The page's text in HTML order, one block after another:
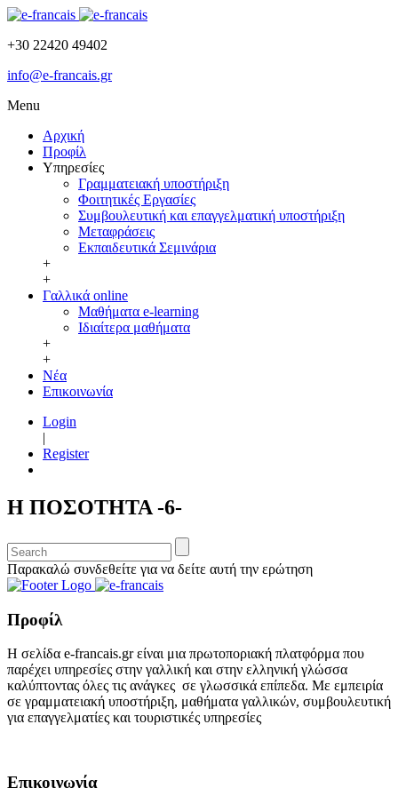
+30 22420 49402
info@e-francais.gr
Menu
Αρχική
Προφίλ
Υπηρεσίες
Γραμματειακή υποστήριξη
Φοιτητικές Εργασίες
Συμβουλευτική και επαγγελματική υποστήριξη
Μεταφράσεις
Εκπαιδευτικά Σεμινάρια
+
+
Γαλλικά online
Μαθήματα e-learning
Ιδιαίτερα μαθήματα
+
+
Νέα
Επικοινωνία
Login
|
Register
Η ΠΟΣΟΤΗΤΑ -6-
Παρακαλώ συνδεθείτε για να δείτε αυτή την ερώτηση
Προφίλ
Η σελίδα e-francais.gr είναι μια πρωτοποριακή πλατφόρμα που
παρέχει υπηρεσίες στην γαλλική και στην ελληνική γλώσσα
καλύπτοντας όλες τις ανάγκες σε γλωσσικά επίπεδα. Με εμπειρία
σε γραμματειακή υποστήριξη, μαθήματα γαλλικών, συμβουλευτική
για επαγγελματίες και τουριστικές υπηρεσίες
Επικοινωνία